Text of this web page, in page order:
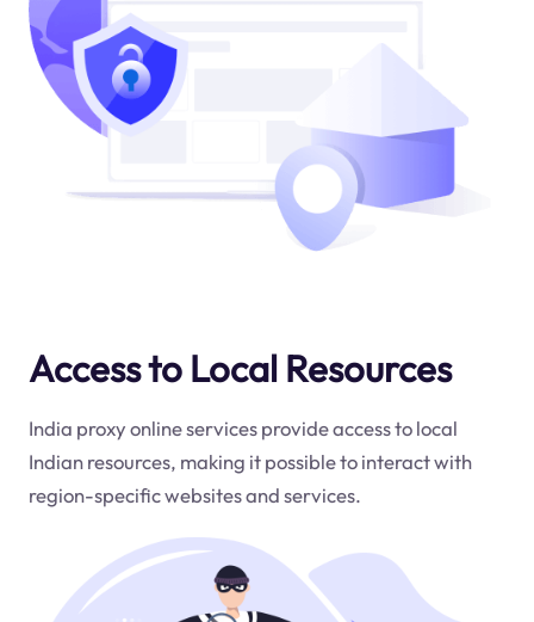
Access to Local Resources
India proxy online services provide access to local
Indian resources, making it possible to interact with
region-specific websites and services.